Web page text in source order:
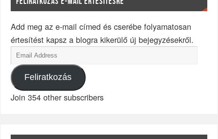
Add meg az e-mail címed és cserébe folyamatosan
értesítést kapsz a blogra kikerülő új bejegyzésekről.
Feliratkozás
Join 354 other subscribers